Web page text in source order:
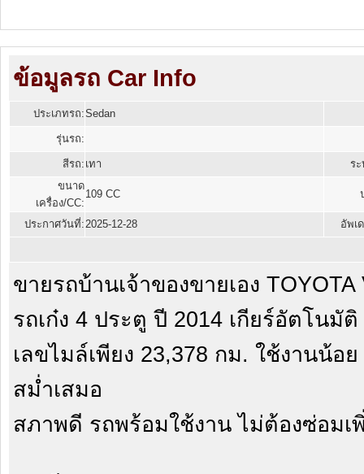
ข้อมูลรถ Car Info
ประเภทรถ:Sedan
รุ่นรถ:
สีรถ: เทา
ระ
ขนาด
เครื่อง/CC:
109 CC
ประกาศวันที่:2025-12-28 อัพเ
ขายรถบ้านเจ้าของขายเอง
รถเก๋ง 4 ประตู ปี 2014 เกียร์อัตโนมั
เลขไมล์เพียง 23,378 กม. ใช้งานน้อ
สม่ำเสมอ
สภาพดี รถพร้อมใช้งาน ไม่ต้องซ่อมเ